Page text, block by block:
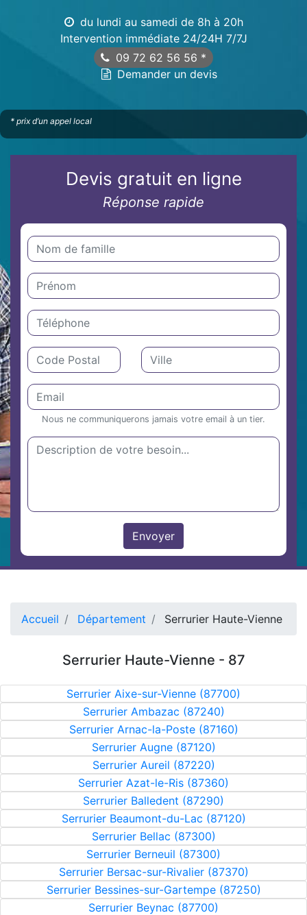
du lundi au samedi de 8h à 20h
Intervention immédiate 24/24H 7/7J
09 72 62 56 56 *
Demander un devis
* prix d’un appel local
Devis gratuit en ligne
Réponse rapide
Nous ne communiquerons jamais votre email à un tier.
Accueil Département Serrurier Haute-Vienne
Serrurier Haute-Vienne - 87
Serrurier Aixe-sur-Vienne (87700)
Serrurier Ambazac (87240)
Serrurier Arnac-la-Poste (87160)
Serrurier Augne (87120)
Serrurier Aureil (87220)
Serrurier Azat-le-Ris (87360)
Serrurier Balledent (87290)
Serrurier Beaumont-du-Lac (87120)
Serrurier Bellac (87300)
Serrurier Berneuil (87300)
Serrurier Bersac-sur-Rivalier (87370)
Serrurier Bessines-sur-Gartempe (87250)
Serrurier Beynac (87700)